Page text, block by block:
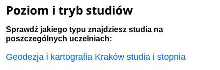
Poziom i tryb studiów
Sprawdź jakiego typu znajdziesz studia na
poszczególnych uczelniach:
Geodezja i kartografia Kraków studia i stopnia